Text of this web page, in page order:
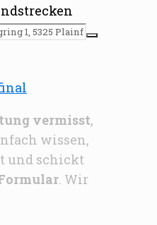
vermisst,
wissen,
und schickt
. Wir